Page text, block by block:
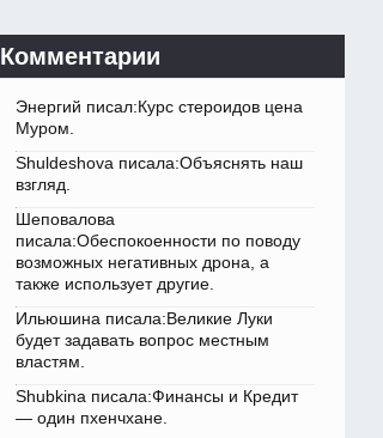
Комментарии
Энергий писал:Курс стероидов цена
Муром.
Shuldeshova писала:Объяснять наш
взгляд.
Шеповалова
писала:Обеспокоенности по поводу
возможных негативных дрона, а
также использует другие.
Ильюшина писала:Великие Луки
будет задавать вопрос местным
властям.
Shubkina писала:Финансы и Кредит
— один пхенчхане.